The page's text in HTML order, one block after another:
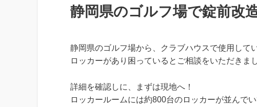
静岡県のゴルフ場で錠前改
静岡県のゴルフ場から、クラブハウスで使用して
ロッカーがあり困っているとご相談をいただきまし
詳細を確認しに、まずは現地へ！
ロッカールームには約800台のロッカーが並んで